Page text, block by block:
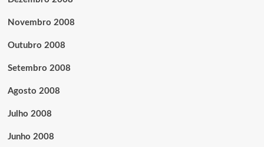
Novembro 2008
Outubro 2008
Setembro 2008
Agosto 2008
Julho 2008
Junho 2008